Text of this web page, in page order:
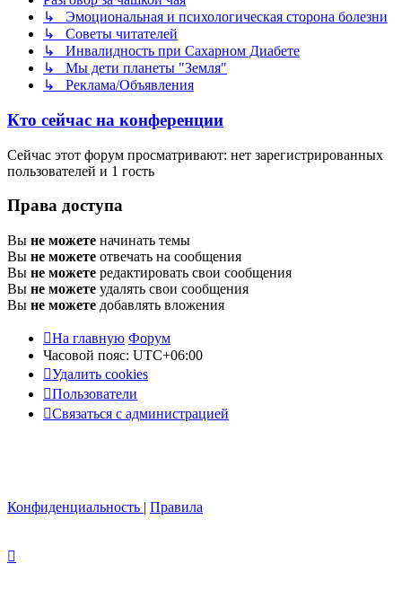
↳ Эмоциональная и психологическая сторона болезни
↳ Советы читателей
↳ Инвалидность при Сахарном Диабете
↳ Мы дети планеты "Земля"
↳ Реклама/Объявления
Кто сейчас на конференции
Сейчас этот форум просматривают: нет зарегистрированных
пользователей и 1 гость
Права доступа
Вы не можете начинать темы
Вы не можете отвечать на сообщения
Вы не можете редактировать свои сообщения
Вы не можете удалять свои сообщения
Вы не можете добавлять вложения
На главную Форум
Часовой пояс: UTC+06:00
Удалить cookies
Пользователи
Связаться с администрацией
Конфиденциальность | Правила